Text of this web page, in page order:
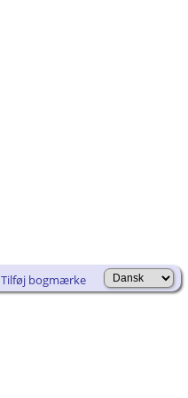
Tilføj bogmærke